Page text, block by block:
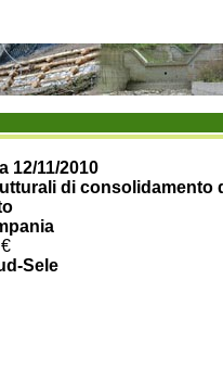
12/11/2010
di consolidamento
€
Sele